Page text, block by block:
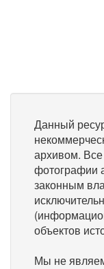
Данный
архивом.
фотографии
законным
объектов
Мы не